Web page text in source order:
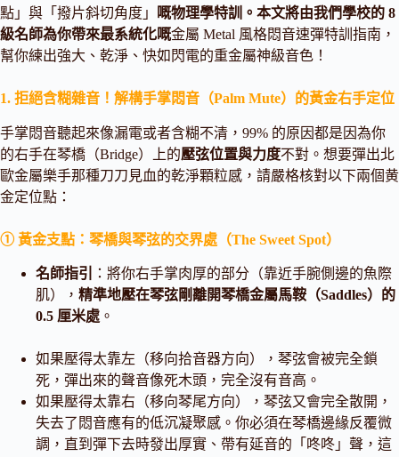
點」與「撥片斜切角度」
嘅物理學特訓。本文將由我們學校的 8
級名師為你帶來最系統化嘅金屬 Metal 風格悶音速彈特訓指南，
幫你練出強大、乾淨、快如閃電的重金屬神級音色！
1. 拒絕含糊雜音！解構手掌悶音（Palm Mute）的黃金右手定位
手掌悶音聽起來像漏電或者含糊不清，99% 的原因都是因為你
的右手在琴橋（Bridge）上的壓弦位置與力度不對。想要彈出北
歐金屬樂手那種刀刀見血的乾淨顆粒感，請嚴格核對以下兩個黄
金定位點：
① 黃金支點：琴橋與琴弦的交界處（The Sweet Spot）
名師指引
：將你右手掌肉厚的部分（靠近手腕側邊的魚際
肌）， 精準地壓在琴弦剛離開琴橋金屬馬鞍（Saddles）的
0.5 厘米處 。
如果壓得太靠左（移向拾音器方向），琴弦會被完全鎖
死，彈出來的聲音像死木頭，完全沒有音高。
如果壓得太靠右（移向琴尾方向），琴弦又會完全散開，
失去了悶音應有的低沉凝聚感。你必須在琴橋邊緣反覆微
調，直到彈下去時發出厚實、帶有延音的「咚咚」聲，這